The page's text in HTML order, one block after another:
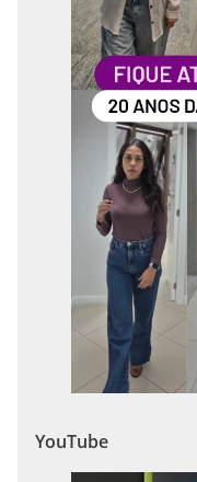
YouTube